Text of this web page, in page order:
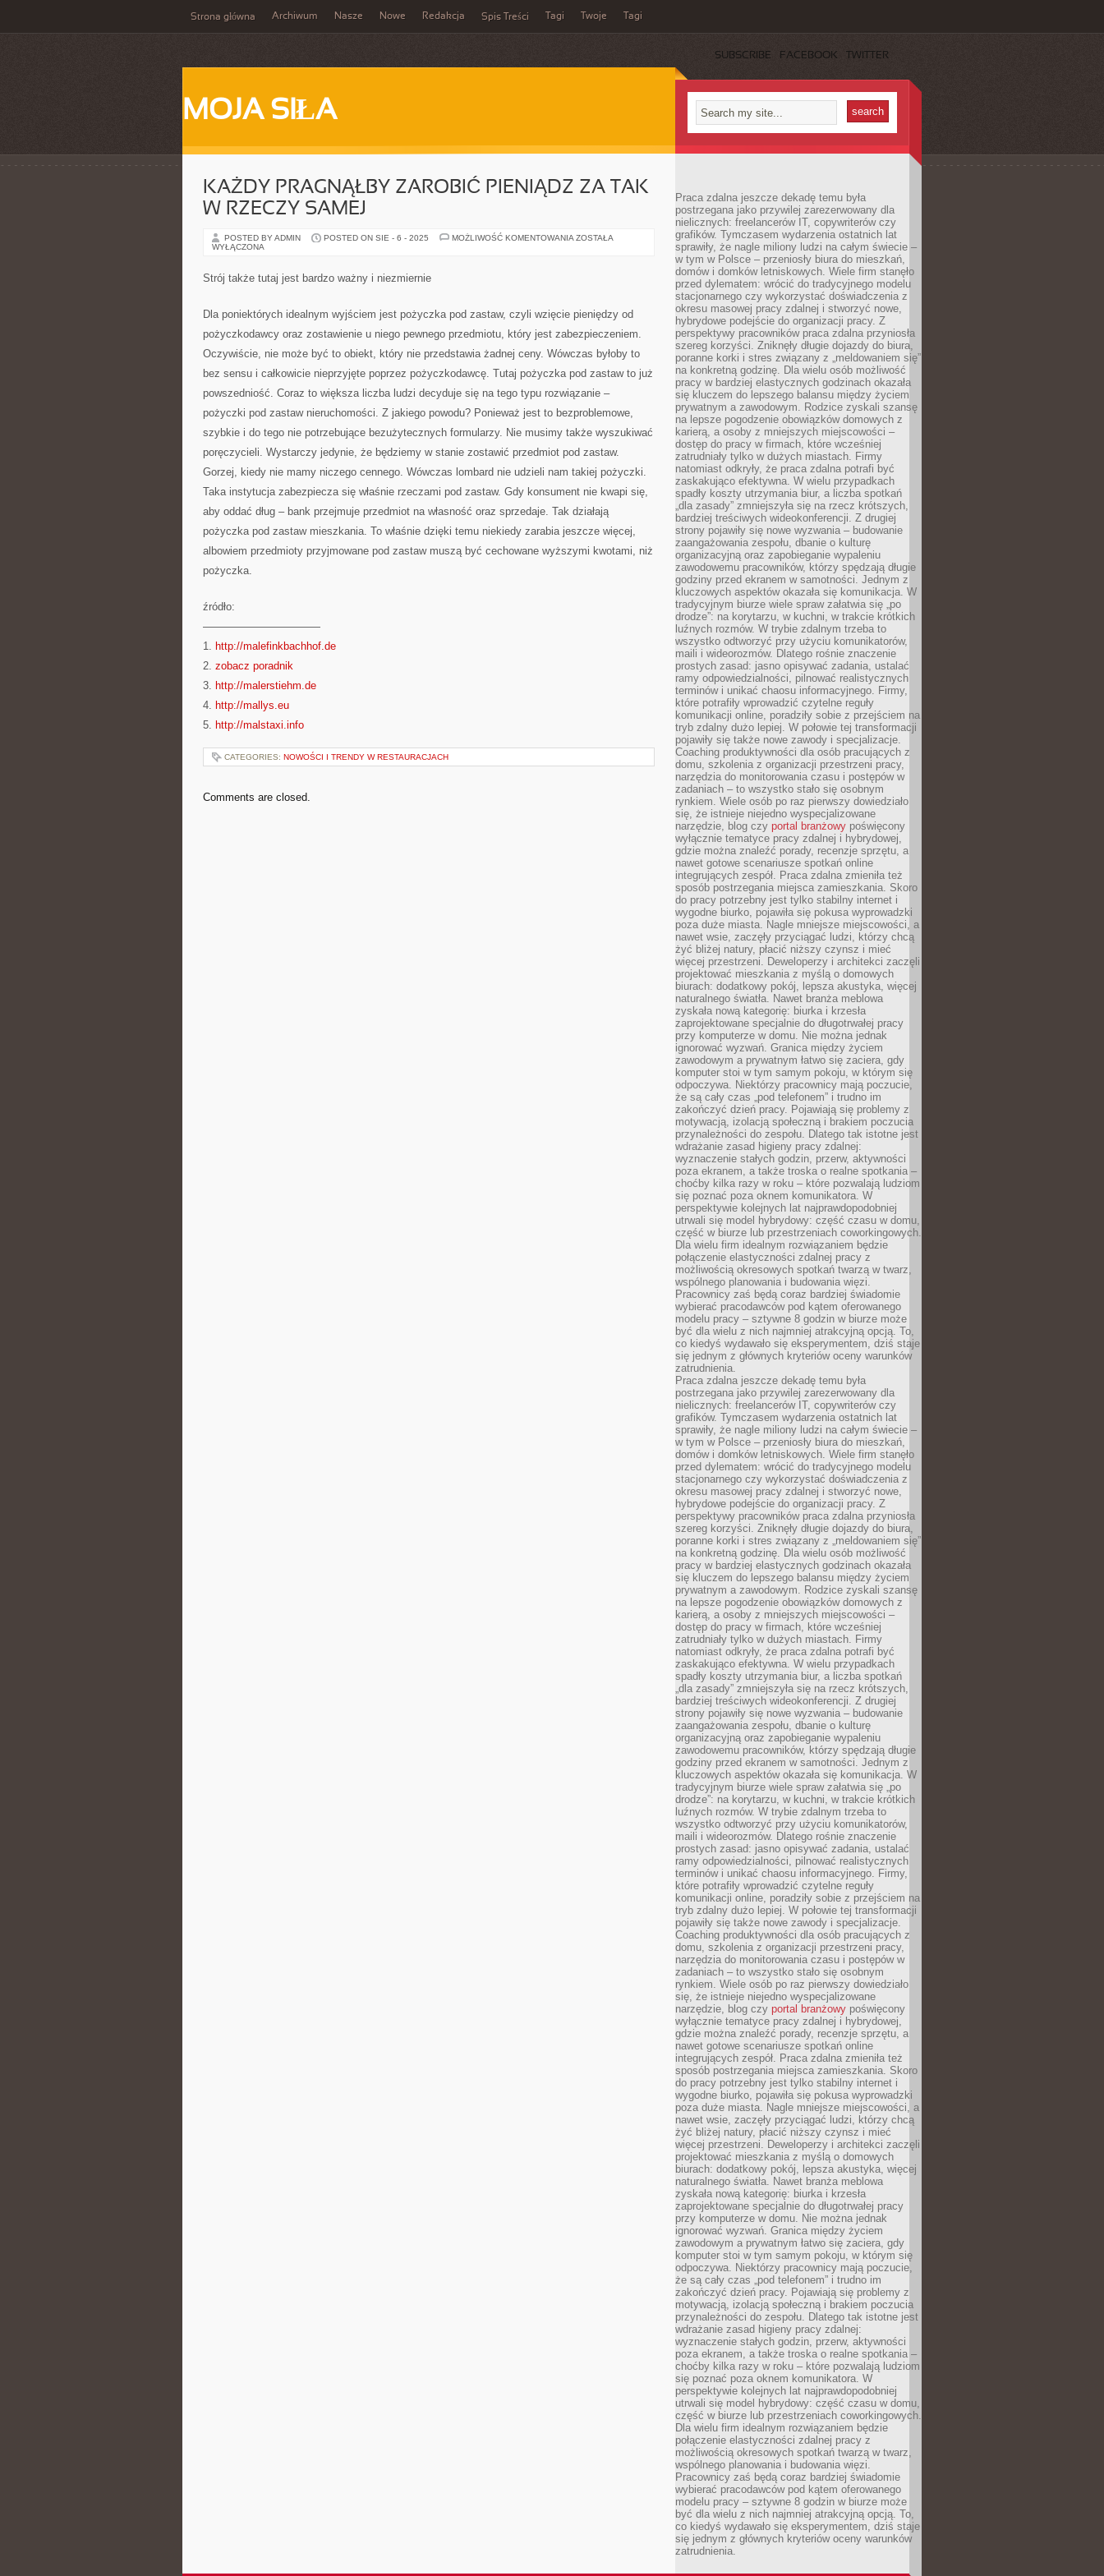
Strona główna Archiwum Nasze Nowe Redakcja Spis Treści Tagi Twoje Tagi
SUBSCRIBE FACEBOOK TWITTER
MOJA SIŁA
KAŻDY PRAGNĄŁBY ZAROBIĆ PIENIĄDZ ZA TAK
W RZECZY SAMEJ
POSTED BY ADMIN POSTED ON SIE - 6 - 2025 MOŻLIWOŚĆ KOMENTOWANIA KAŻDY
SAMEJ
ZOSTAŁA
WYŁĄCZONA
Strój także tutaj jest bardzo ważny i niezmiernie
Dla poniektórych idealnym wyjściem jest pożyczka pod zastaw, czyli wzięcie pieniędzy od
pożyczkodawcy oraz zostawienie u niego pewnego przedmiotu, który jest zabezpieczeniem.
Oczywiście, nie może być to obiekt, który nie przedstawia żadnej ceny. Wówczas byłoby to
bez sensu i całkowicie nieprzyjęte poprzez pożyczkodawcę. Tutaj pożyczka pod zastaw to już
powszedniość. Coraz to większa liczba ludzi decyduje się na tego typu rozwiązanie –
pożyczki pod zastaw nieruchomości. Z jakiego powodu? Ponieważ jest to bezproblemowe,
szybkie i do tego nie potrzebujące bezużytecznych formularzy. Nie musimy także wyszukiwać
poręczycieli. Wystarczy jedynie, że będziemy w stanie zostawić przedmiot pod zastaw.
Gorzej, kiedy nie mamy niczego cennego. Wówczas lombard nie udzieli nam takiej pożyczki.
Taka instytucja zabezpiecza się właśnie rzeczami pod zastaw. Gdy konsument nie kwapi się,
aby oddać dług – bank przejmuje przedmiot na własność oraz sprzedaje. Tak działają
pożyczka pod zastaw mieszkania. To właśnie dzięki temu niekiedy zarabia jeszcze więcej,
albowiem przedmioty przyjmowane pod zastaw muszą być cechowane wyższymi kwotami, niż
pożyczka.
źródło:
———————————
1. http://malefinkbachhof.de
2. zobacz poradnik
3. http://malerstiehm.de
4. http://mallys.eu
5. http://malstaxi.info
CATEGORIES: NOWOŚCI I TRENDY W RESTAURACJACH
Comments are closed.
Praca zdalna jeszcze dekadę temu była
postrzegana jako przywilej zarezerwowany dla
nielicznych: freelancerów IT, copywriterów czy
grafików. Tymczasem wydarzenia ostatnich lat
sprawiły, że nagle miliony ludzi na całym świecie –
w tym w Polsce – przeniosły biura do mieszkań,
domów i domków letniskowych. Wiele firm stanęło
przed dylematem: wrócić do tradycyjnego modelu
stacjonarnego czy wykorzystać doświadczenia z
okresu masowej pracy zdalnej i stworzyć nowe,
hybrydowe podejście do organizacji pracy. Z
perspektywy pracowników praca zdalna przyniosła
szereg korzyści. Zniknęły długie dojazdy do biura,
poranne korki i stres związany z „meldowaniem się”
na konkretną godzinę. Dla wielu osób możliwość
pracy w bardziej elastycznych godzinach okazała
się kluczem do lepszego balansu między życiem
prywatnym a zawodowym. Rodzice zyskali szansę
na lepsze pogodzenie obowiązków domowych z
karierą, a osoby z mniejszych miejscowości –
dostęp do pracy w firmach, które wcześniej
zatrudniały tylko w dużych miastach. Firmy
natomiast odkryły, że praca zdalna potrafi być
zaskakująco efektywna. W wielu przypadkach
spadły koszty utrzymania biur, a liczba spotkań
„dla zasady” zmniejszyła się na rzecz krótszych,
bardziej treściwych wideokonferencji. Z drugiej
strony pojawiły się nowe wyzwania – budowanie
zaangażowania zespołu, dbanie o kulturę
organizacyjną oraz zapobieganie wypaleniu
zawodowemu pracowników, którzy spędzają długie
godziny przed ekranem w samotności. Jednym z
kluczowych aspektów okazała się komunikacja. W
tradycyjnym biurze wiele spraw załatwia się „po
drodze”: na korytarzu, w kuchni, w trakcie krótkich
luźnych rozmów. W trybie zdalnym trzeba to
wszystko odtworzyć przy użyciu komunikatorów,
maili i wideorozmów. Dlatego rośnie znaczenie
prostych zasad: jasno opisywać zadania, ustalać
ramy odpowiedzialności, pilnować realistycznych
terminów i unikać chaosu informacyjnego. Firmy,
które potrafiły wprowadzić czytelne reguły
komunikacji online, poradziły sobie z przejściem na
tryb zdalny dużo lepiej. W połowie tej transformacji
pojawiły się także nowe zawody i specjalizacje.
Coaching produktywności dla osób pracujących z
domu, szkolenia z organizacji przestrzeni pracy,
narzędzia do monitorowania czasu i postępów w
zadaniach – to wszystko stało się osobnym
rynkiem. Wiele osób po raz pierwszy dowiedziało
się, że istnieje niejedno wyspecjalizowane
narzędzie, blog czy portal branżowy poświęcony
wyłącznie tematyce pracy zdalnej i hybrydowej,
gdzie można znaleźć porady, recenzje sprzętu, a
nawet gotowe scenariusze spotkań online
integrujących zespół. Praca zdalna zmieniła też
sposób postrzegania miejsca zamieszkania. Skoro
do pracy potrzebny jest tylko stabilny internet i
wygodne biurko, pojawiła się pokusa wyprowadzki
poza duże miasta. Nagle mniejsze miejscowości, a
nawet wsie, zaczęły przyciągać ludzi, którzy chcą
żyć bliżej natury, płacić niższy czynsz i mieć
więcej przestrzeni. Deweloperzy i architekci zaczęli
projektować mieszkania z myślą o domowych
biurach: dodatkowy pokój, lepsza akustyka, więcej
naturalnego światła. Nawet branża meblowa
zyskała nową kategorię: biurka i krzesła
zaprojektowane specjalnie do długotrwałej pracy
przy komputerze w domu. Nie można jednak
ignorować wyzwań. Granica między życiem
zawodowym a prywatnym łatwo się zaciera, gdy
komputer stoi w tym samym pokoju, w którym się
odpoczywa. Niektórzy pracownicy mają poczucie,
że są cały czas „pod telefonem” i trudno im
zakończyć dzień pracy. Pojawiają się problemy z
motywacją, izolacją społeczną i brakiem poczucia
przynależności do zespołu. Dlatego tak istotne jest
wdrażanie zasad higieny pracy zdalnej:
wyznaczenie stałych godzin, przerw, aktywności
poza ekranem, a także troska o realne spotkania –
choćby kilka razy w roku – które pozwalają ludziom
się poznać poza oknem komunikatora. W
perspektywie kolejnych lat najprawdopodobniej
utrwali się model hybrydowy: część czasu w domu,
część w biurze lub przestrzeniach coworkingowych.
Dla wielu firm idealnym rozwiązaniem będzie
połączenie elastyczności zdalnej pracy z
możliwością okresowych spotkań twarzą w twarz,
wspólnego planowania i budowania więzi.
Pracownicy zaś będą coraz bardziej świadomie
wybierać pracodawców pod kątem oferowanego
modelu pracy – sztywne 8 godzin w biurze może
być dla wielu z nich najmniej atrakcyjną opcją. To,
co kiedyś wydawało się eksperymentem, dziś staje
się jednym z głównych kryteriów oceny warunków
zatrudnienia.
Praca zdalna jeszcze dekadę temu była
postrzegana jako przywilej zarezerwowany dla
nielicznych: freelancerów IT, copywriterów czy
grafików. Tymczasem wydarzenia ostatnich lat
sprawiły, że nagle miliony ludzi na całym świecie –
w tym w Polsce – przeniosły biura do mieszkań,
domów i domków letniskowych. Wiele firm stanęło
przed dylematem: wrócić do tradycyjnego modelu
stacjonarnego czy wykorzystać doświadczenia z
okresu masowej pracy zdalnej i stworzyć nowe,
hybrydowe podejście do organizacji pracy. Z
perspektywy pracowników praca zdalna przyniosła
szereg korzyści. Zniknęły długie dojazdy do biura,
poranne korki i stres związany z „meldowaniem się”
na konkretną godzinę. Dla wielu osób możliwość
pracy w bardziej elastycznych godzinach okazała
się kluczem do lepszego balansu między życiem
prywatnym a zawodowym. Rodzice zyskali szansę
na lepsze pogodzenie obowiązków domowych z
karierą, a osoby z mniejszych miejscowości –
dostęp do pracy w firmach, które wcześniej
zatrudniały tylko w dużych miastach. Firmy
natomiast odkryły, że praca zdalna potrafi być
zaskakująco efektywna. W wielu przypadkach
spadły koszty utrzymania biur, a liczba spotkań
„dla zasady” zmniejszyła się na rzecz krótszych,
bardziej treściwych wideokonferencji. Z drugiej
strony pojawiły się nowe wyzwania – budowanie
zaangażowania zespołu, dbanie o kulturę
organizacyjną oraz zapobieganie wypaleniu
zawodowemu pracowników, którzy spędzają długie
godziny przed ekranem w samotności. Jednym z
kluczowych aspektów okazała się komunikacja. W
tradycyjnym biurze wiele spraw załatwia się „po
drodze”: na korytarzu, w kuchni, w trakcie krótkich
luźnych rozmów. W trybie zdalnym trzeba to
wszystko odtworzyć przy użyciu komunikatorów,
maili i wideorozmów. Dlatego rośnie znaczenie
prostych zasad: jasno opisywać zadania, ustalać
ramy odpowiedzialności, pilnować realistycznych
terminów i unikać chaosu informacyjnego. Firmy,
które potrafiły wprowadzić czytelne reguły
komunikacji online, poradziły sobie z przejściem na
tryb zdalny dużo lepiej. W połowie tej transformacji
pojawiły się także nowe zawody i specjalizacje.
Coaching produktywności dla osób pracujących z
domu, szkolenia z organizacji przestrzeni pracy,
narzędzia do monitorowania czasu i postępów w
zadaniach – to wszystko stało się osobnym
rynkiem. Wiele osób po raz pierwszy dowiedziało
się, że istnieje niejedno wyspecjalizowane
narzędzie, blog czy portal branżowy poświęcony
wyłącznie tematyce pracy zdalnej i hybrydowej,
gdzie można znaleźć porady, recenzje sprzętu, a
nawet gotowe scenariusze spotkań online
integrujących zespół. Praca zdalna zmieniła też
sposób postrzegania miejsca zamieszkania. Skoro
do pracy potrzebny jest tylko stabilny internet i
wygodne biurko, pojawiła się pokusa wyprowadzki
poza duże miasta. Nagle mniejsze miejscowości, a
nawet wsie, zaczęły przyciągać ludzi, którzy chcą
żyć bliżej natury, płacić niższy czynsz i mieć
więcej przestrzeni. Deweloperzy i architekci zaczęli
projektować mieszkania z myślą o domowych
biurach: dodatkowy pokój, lepsza akustyka, więcej
naturalnego światła. Nawet branża meblowa
zyskała nową kategorię: biurka i krzesła
zaprojektowane specjalnie do długotrwałej pracy
przy komputerze w domu. Nie można jednak
ignorować wyzwań. Granica między życiem
zawodowym a prywatnym łatwo się zaciera, gdy
komputer stoi w tym samym pokoju, w którym się
odpoczywa. Niektórzy pracownicy mają poczucie,
że są cały czas „pod telefonem” i trudno im
zakończyć dzień pracy. Pojawiają się problemy z
motywacją, izolacją społeczną i brakiem poczucia
przynależności do zespołu. Dlatego tak istotne jest
wdrażanie zasad higieny pracy zdalnej:
wyznaczenie stałych godzin, przerw, aktywności
poza ekranem, a także troska o realne spotkania –
choćby kilka razy w roku – które pozwalają ludziom
się poznać poza oknem komunikatora. W
perspektywie kolejnych lat najprawdopodobniej
utrwali się model hybrydowy: część czasu w domu,
część w biurze lub przestrzeniach coworkingowych.
Dla wielu firm idealnym rozwiązaniem będzie
połączenie elastyczności zdalnej pracy z
możliwością okresowych spotkań twarzą w twarz,
wspólnego planowania i budowania więzi.
Pracownicy zaś będą coraz bardziej świadomie
wybierać pracodawców pod kątem oferowanego
modelu pracy – sztywne 8 godzin w biurze może
być dla wielu z nich najmniej atrakcyjną opcją. To,
co kiedyś wydawało się eksperymentem, dziś staje
się jednym z głównych kryteriów oceny warunków
zatrudnienia.